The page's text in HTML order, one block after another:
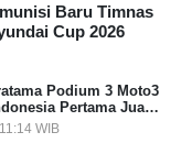
Baru Timnas
Cup 2026
Podium 3 Moto3
Pertama Juara
WIB